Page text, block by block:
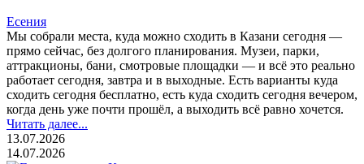
Есения
Мы собрали места, куда можно сходить в Казани сегодня —
прямо сейчас, без долгого планирования. Музеи, парки,
аттракционы, бани, смотровые площадки — и всё это реально
работает сегодня, завтра и в выходные. Есть варианты куда
сходить сегодня бесплатно, есть куда сходить сегодня вечером,
когда день уже почти прошёл, а выходить всё равно хочется.
Читать далее...
13.07.2026
14.07.2026